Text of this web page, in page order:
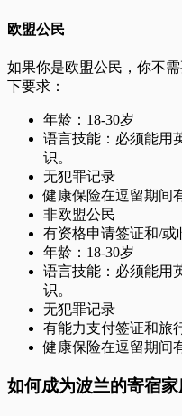
欧盟公民
如果你是欧盟公民，你不
下要求：
年龄：18-30岁
语言技能：必须能用
识。
无犯罪记录
健康保险在逗留期间
非欧盟公民
有资格申请签证和/或
年龄：18-30岁
语言技能：必须能用
识。
无犯罪记录
有能力支付签证和旅
健康保险在逗留期间
如何成为波兰的寄宿